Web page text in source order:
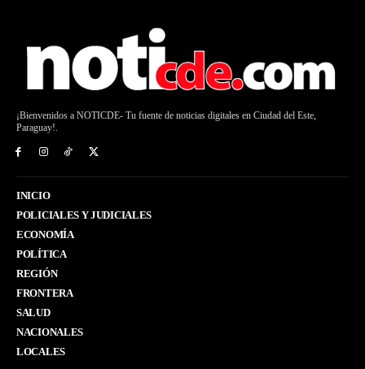
¡Bienvenidos a NOTICDE- Tu fuente de noticias digitales en Ciudad del Este,
Paraguay!.
INICIO
POLICIALES Y JUDICIALES
ECONOMÍA
POLÍTICA
REGIÓN
FRONTERA
SALUD
NACIONALES
LOCALES